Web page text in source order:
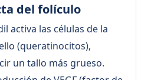
del folículo
activa las células de la
(queratinocitos),
un tallo más grueso.